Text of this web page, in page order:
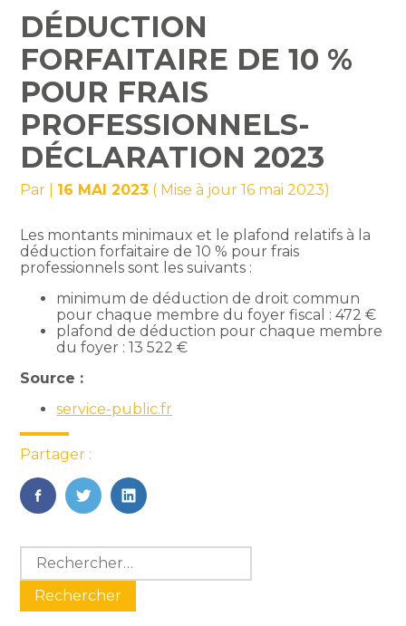
DÉDUCTION
FORFAITAIRE DE 10 %
POUR FRAIS
PROFESSIONNELS-
DÉCLARATION 2023
Par 16 MAI 2023 ( Mise à jour 16 mai 2023)
Les montants minimaux et le plafond relatifs à la
déduction forfaitaire de 10 % pour frais
professionnels sont les suivants :
minimum de déduction de droit commun
pour chaque membre du foyer fiscal : 472 €
plafond de déduction pour chaque membre
du foyer : 13 522 €
Source :
service-public.fr
Partager :
FaceBook
TwitterLinkedIn
Blog
sidebar
Rechercher :